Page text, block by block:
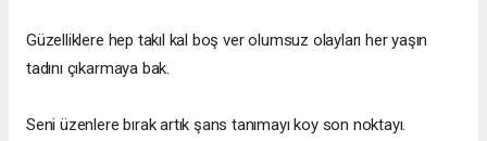
Güzelliklere hep takıl kal boş ver olumsuz olayları her yaşın
tadını çıkarmaya bak.
Seni üzenlere bırak artık şans tanımayı koy son noktayı.